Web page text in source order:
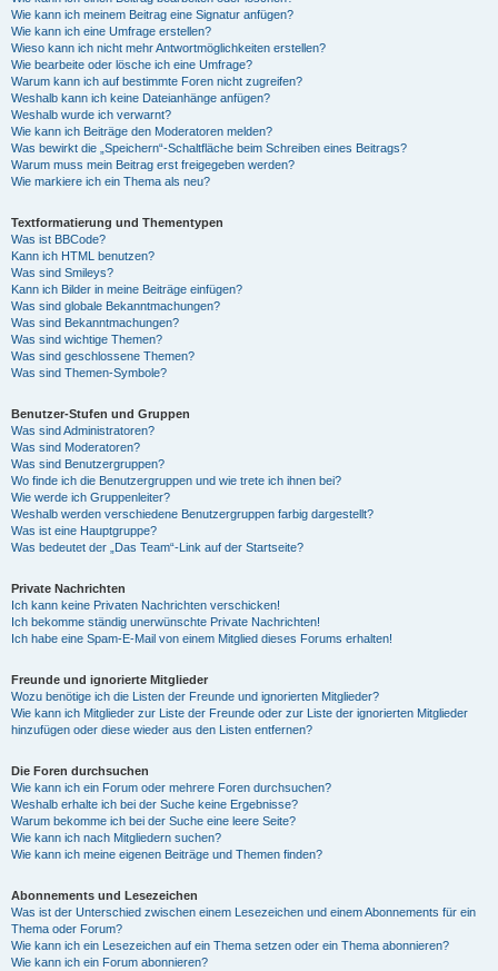
Wie kann ich meinem Beitrag eine Signatur anfügen?
Wie kann ich eine Umfrage erstellen?
Wieso kann ich nicht mehr Antwortmöglichkeiten erstellen?
Wie bearbeite oder lösche ich eine Umfrage?
Warum kann ich auf bestimmte Foren nicht zugreifen?
Weshalb kann ich keine Dateianhänge anfügen?
Weshalb wurde ich verwarnt?
Wie kann ich Beiträge den Moderatoren melden?
Was bewirkt die „Speichern“-Schaltfläche beim Schreiben eines Beitrags?
Warum muss mein Beitrag erst freigegeben werden?
Wie markiere ich ein Thema als neu?
Textformatierung und Thementypen
Was ist BBCode?
Kann ich HTML benutzen?
Was sind Smileys?
Kann ich Bilder in meine Beiträge einfügen?
Was sind globale Bekanntmachungen?
Was sind Bekanntmachungen?
Was sind wichtige Themen?
Was sind geschlossene Themen?
Was sind Themen-Symbole?
Benutzer-Stufen und Gruppen
Was sind Administratoren?
Was sind Moderatoren?
Was sind Benutzergruppen?
Wo finde ich die Benutzergruppen und wie trete ich ihnen bei?
Wie werde ich Gruppenleiter?
Weshalb werden verschiedene Benutzergruppen farbig dargestellt?
Was ist eine Hauptgruppe?
Was bedeutet der „Das Team“-Link auf der Startseite?
Private Nachrichten
Ich kann keine Privaten Nachrichten verschicken!
Ich bekomme ständig unerwünschte Private Nachrichten!
Ich habe eine Spam-E-Mail von einem Mitglied dieses Forums erhalten!
Freunde und ignorierte Mitglieder
Wozu benötige ich die Listen der Freunde und ignorierten Mitglieder?
Wie kann ich Mitglieder zur Liste der Freunde oder zur Liste der ignorierten Mitglieder
hinzufügen oder diese wieder aus den Listen entfernen?
Die Foren durchsuchen
Wie kann ich ein Forum oder mehrere Foren durchsuchen?
Weshalb erhalte ich bei der Suche keine Ergebnisse?
Warum bekomme ich bei der Suche eine leere Seite?
Wie kann ich nach Mitgliedern suchen?
Wie kann ich meine eigenen Beiträge und Themen finden?
Abonnements und Lesezeichen
Was ist der Unterschied zwischen einem Lesezeichen und einem Abonnements für ein
Thema oder Forum?
Wie kann ich ein Lesezeichen auf ein Thema setzen oder ein Thema abonnieren?
Wie kann ich ein Forum abonnieren?